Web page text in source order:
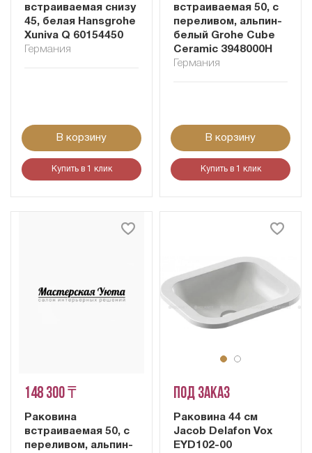
встраиваемая снизу
45, белая Hansgrohe
Xuniva Q 60154450
Германия
В корзину
Купить в 1 клик
встраиваемая 50, с
переливом, альпин-
белый Grohe Cube
Ceramic 3948000H
Германия
В корзину
Купить в 1 клик
148 300 ₸
Раковина
встраиваемая 50, с
переливом, альпин-
Под заказ
Раковина 44 см
Jacob Delafon Vox
EYD102-00